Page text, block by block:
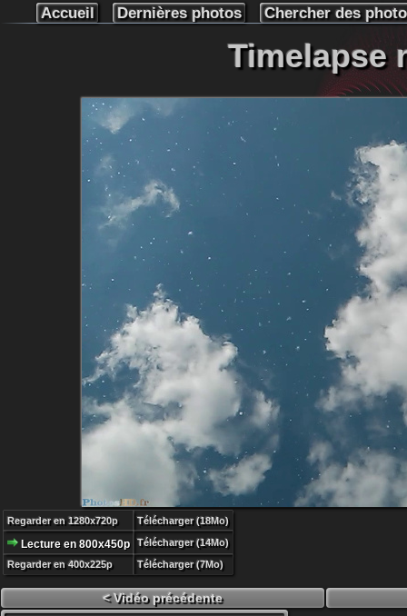
Accueil Dernières photos Chercher des
Timelapse
Regarder en 1280x720p Télécharger (18Mo)
Lecture en 800x450p
Télécharger (14Mo)
Regarder en 400x225p
Télécharger (7Mo)
< Vidéo précédente